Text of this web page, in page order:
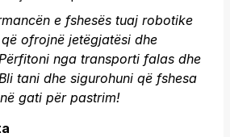
e fshesës tuaj robotike
ofrojnë jetëgjatësi dhe
nga transporti falas dhe
tani dhe sigurohuni që fshesa
gati për pastrim!